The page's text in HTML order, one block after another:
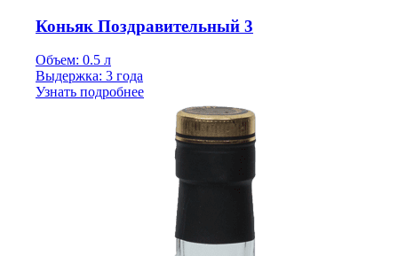
Коньяк Поздравительный 3
Объем: 0.5 л
Выдержка: 3 года
Узнать подробнее